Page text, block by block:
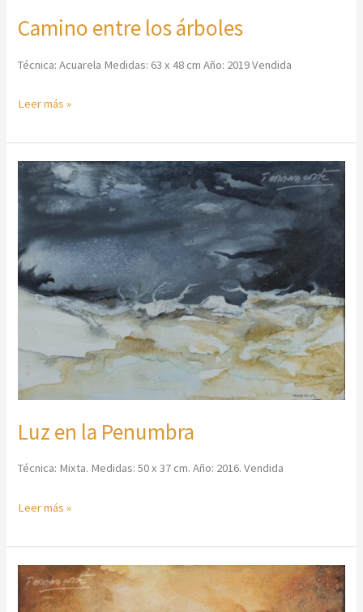
Camino entre los árboles
Técnica: Acuarela Medidas: 63 x 48 cm Año: 2019 Vendida
Leer más »
Luz en la Penumbra
Técnica: Mixta. Medidas: 50 x 37 cm. Año: 2016. Vendida
Luz
en
Penumbra
Leer más »
Verano
Intenso